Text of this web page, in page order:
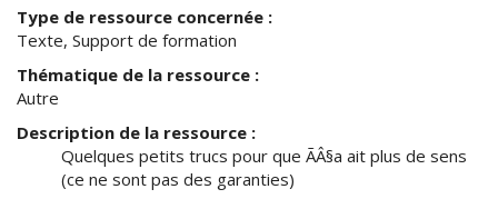
Type de ressource concernée :
Texte, Support de formation
Thématique de la ressource :
Autre
Description de la ressource :
Quelques petits trucs pour que ÃÂ§a ait plus de sens
(ce ne sont pas des garanties)